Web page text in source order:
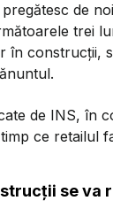
de
trei
în construcții,
de INS, în
ce retailul
se va